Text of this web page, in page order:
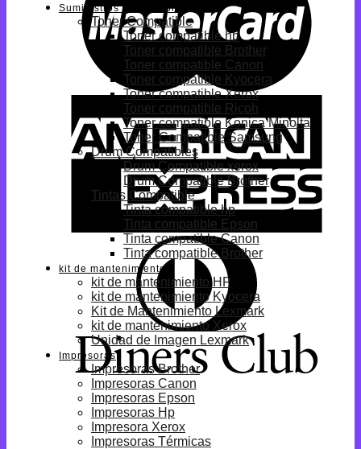
Suministros Compatibles
Toner Compatible
Toner compatible hp
Toner compatible Brother
Toner compatible Canon
Toner compatible Kyocera
Toner compatible Xerox
Toner compatible Ricoh
Toner compatible Konica Minolta
Toner Compatible Samsung
Drum Compatibles
Drum Compatible xerox
Drum Compatible Brother
Tintas Compatible
Tinta compatible hp
Tinta compatible Epson
Tinta compatible Canon
Tinta compatible Brother
kit de mantenimiento
kit de mantenimiento HP
kit de mantenimiento Kyocera
Kit de Mantenimiento Lexmark
kit de mantenimiento Xerox
Unidad de Imagen Lexmark
Impresoras
Impresoras Brother
Impresoras Canon
Impresoras Epson
Impresoras Hp
Impresora Xerox
Impresoras Térmicas